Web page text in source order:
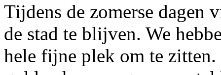
Tijdens de zomerse
de stad te blijven. We
hele fijne plek om te